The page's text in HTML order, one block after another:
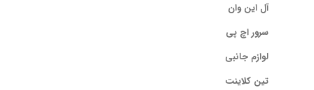
آل این وان
سرور اچ پی
لوازم جانبی
تین کلاینت